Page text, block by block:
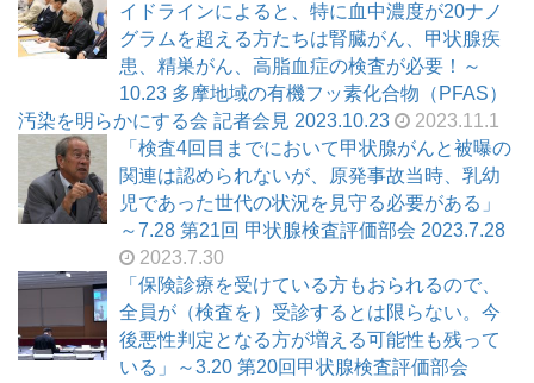
イドラインによると、特に血中濃度が20ナノ
グラムを超える方たちは腎臓がん、甲状腺疾
患、精巣がん、高脂血症の検査が必要！～
10.23 多摩地域の有機フッ素化合物（PFAS）
汚染を明らかにする会 記者会見 2023.10.23
2023.11.1
「検査4回目までにおいて甲状腺がんと被曝の
関連は認められないが、原発事故当時、乳幼
児であった世代の状況を見守る必要がある」
～7.28 第21回 甲状腺検査評価部会 2023.7.28
2023.7.30
「保険診療を受けている方もおられるので、
全員が（検査を）受診するとは限らない。今
後悪性判定となる方が増える可能性も残って
いる」～3.20 第20回甲状腺検査評価部会